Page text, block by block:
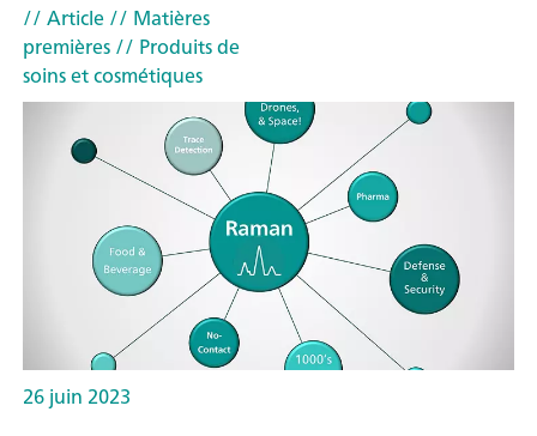
// Article// Matières
premières// Produits de
soins et cosmétiques
26 juin 2023